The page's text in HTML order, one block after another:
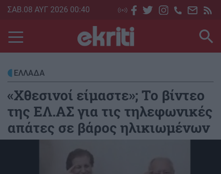
Skip
main
content
ΣΑΒ.08 ΑΥΓ 2026 00:40
ΕΛΛΑΔΑ
«Χθεσινοί είμαστε»; Το βίντεο
της ΕΛ.ΑΣ για τις τηλεφωνικές
απάτες σε βάρος ηλικιωμένων